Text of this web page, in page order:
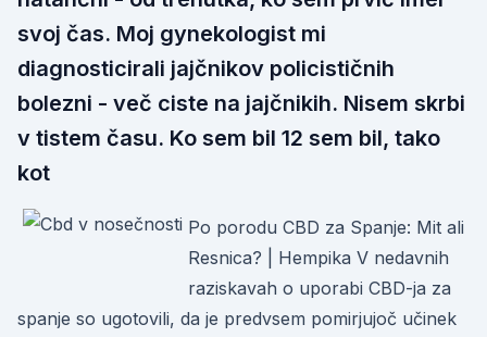
svoj čas. Moj gynekologist mi
diagnosticirali jajčnikov policističnih
bolezni - več ciste na jajčnikih. Nisem skrbi
v tistem času. Ko sem bil 12 sem bil, tako
kot
Po porodu CBD za Spanje: Mit ali
Resnica? | Hempika V nedavnih
raziskavah o uporabi CBD-ja za
spanje so ugotovili, da je predvsem pomirjujoč učinek